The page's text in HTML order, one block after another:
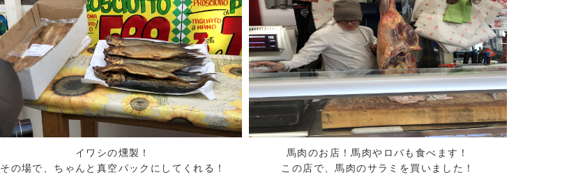
イワシの燻製！
その場で、ちゃんと真空パックにしてくれる！
馬肉のお店！馬肉やロバも食べます！
この店で、馬肉のサラミを買いました！